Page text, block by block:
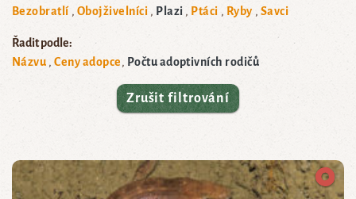
Bezobratlí
Obojživelníci Plazi Ptáci Ryby Savci
Řadit podle:
Názvu
Ceny adopce Počtu adoptivních rodičů
Zrušit filtrování